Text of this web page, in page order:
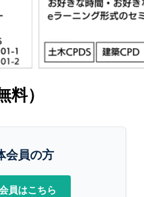
）
会員の方
員はこちら